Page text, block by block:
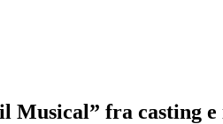
Musical” fra casting